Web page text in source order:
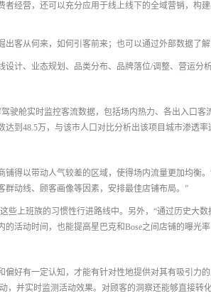
经营，还可以充分应用于线上线下的全域营销，构
客从何来，如何引客前来；也可以通过外部数据了
计、业态规划、品类分布、品牌落位/调整、营运分析
驶舱实时监控客流数据，包括场内热力、各出入口
到48.5万，与该市人口对比分析出该项目城市渗透率
得以带动人气较差的区域，使得场内流量更加均衡
动线、顾客画像等因素，安排最佳店铺布局。”
上班族的习惯性行进路线中。另外，“通过历史大
活动时间，也能提高星巴克和Bose之间店铺的曝光
好有一定认知，才能有针对性地提供对其有吸引力
并实时监测活动效果。对顾客的洞察还能够直接转